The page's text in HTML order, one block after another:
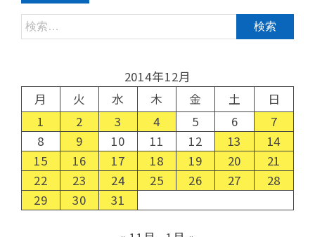
2014年12月
月
火 水 木 金 土
日
1
2 3 4 5 6
7
8
9 10 11 12 13
14
15
16 17 18 19 20
21
22
23 24 25 26 27
28
29
30 31